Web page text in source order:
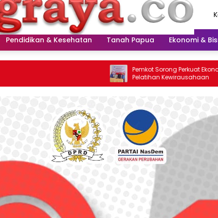
Pendidikan & Kesehatan Tanah Papua Ekonomi &
Pemkot Sorong Perkuat Ekonomi Melalui
Pelatihan Kewirausahaan